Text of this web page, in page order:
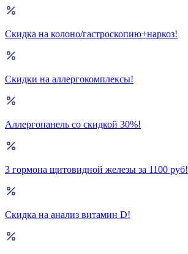
Скидка на колоно/гастроскопию+наркоз!
Скидки на аллергокомплексы!
Аллергопанель со скидкой 30%!
3 гормона щитовидной железы за 1100 руб!
Скидка на анализ витамин D!